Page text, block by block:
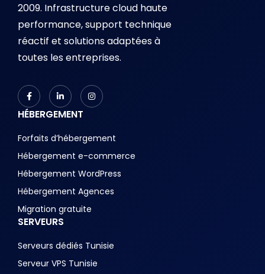
2009. Infrastructure cloud haute
performance, support technique
réactif et solutions adaptées à
toutes les entreprises.
HÉBERGEMENT
Forfaits d’hébergement
Hébergement e-commerce
Hébergement WordPress
Hébergement Agences
Migration gratuite
SERVEURS
Serveurs dédiés Tunisie
Serveur VPS Tunisie